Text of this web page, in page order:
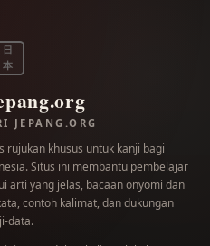
日
本
JEPANG.ORG
rujukan khusus untuk kanji bagi
Situs ini membantu pembelajar
arti yang jelas, bacaan onyomi dan
contoh kalimat, dan dukungan
data.